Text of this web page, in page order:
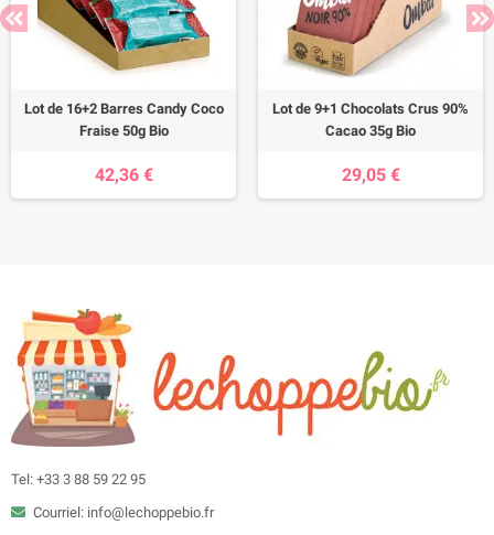
Lot de 16+2 Barres Candy Coco
Fraise 50g Bio
42,36 €
Lot de 9+1 Chocolats Crus 90%
Cacao 35g Bio
29,05 €
Tel: +33 3 88 59 22 95
Courriel: info@lechoppebio.fr